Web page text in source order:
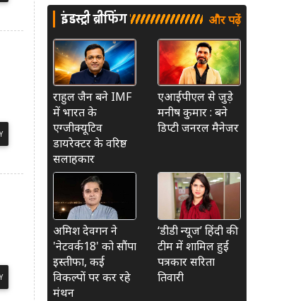
इंडस्ट्री ब्रीफिंग और पढ़ें
राहुल जैन बने IMF
में भारत के
एग्जीक्यूटिव
डायरेक्टर के वरिष्ठ
सलाहकार
एआईपीएल से जुड़े
मनीष कुमार : बने
डिप्टी जनरल मैनेजर
अमिश देवगन ने
'नेटवर्क18' को सौंपा
इस्तीफा, कई
विकल्पों पर कर रहे
मंथन
‘डीडी न्यूज’ हिंदी की
टीम में शामिल हुईं
पत्रकार सरिता
तिवारी